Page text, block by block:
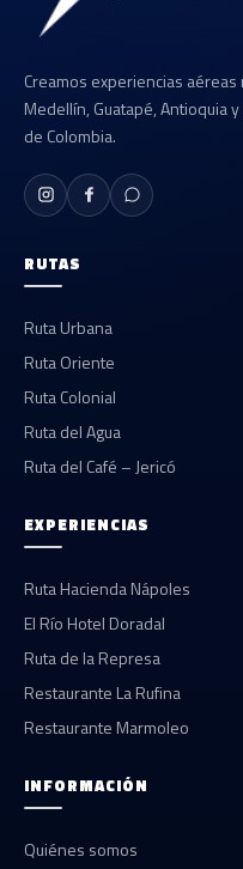
Creamos experiencias
Medellín, Guatapé, Antioquia
de Colombia.
RUTAS
Ruta Urbana
Ruta Oriente
Ruta Colonial
Ruta del Agua
Ruta del Café – Jericó
EXPERIENCIAS
Ruta Hacienda Nápoles
El Río Hotel Doradal
Ruta de la Represa
Restaurante La Rufina
Restaurante Marmoleo
INFORMACIÓN
Quiénes somos